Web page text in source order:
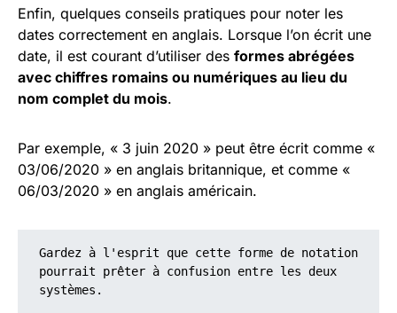
Enfin, quelques conseils pratiques pour noter les
dates correctement en anglais. Lorsque l’on écrit une
date, il est courant d’utiliser des formes abrégées
avec chiffres romains ou numériques au lieu du
nom complet du mois.
Par exemple, « 3 juin 2020 » peut être écrit comme «
03/06/2020 » en anglais britannique, et comme «
06/03/2020 » en anglais américain.
Gardez à l'esprit que cette forme de notation
pourrait prêter à confusion entre les deux
systèmes.